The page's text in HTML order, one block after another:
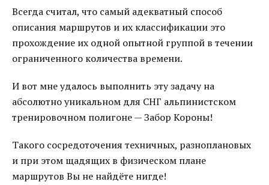
Всегда считал, что самый адекватный способ
описания маршрутов и их классификации это
прохождение их одной опытной группой в течении
ограниченного количества времени.
И вот мне удалось выполнить эту задачу на
абсолютно уникальном для СНГ альпинистском
тренировочном полигоне — Забор Короны!
Такого сосредоточения техничных, разноплановых
и при этом щадящих в физическом плане
маршрутов Вы не найдёте нигде!